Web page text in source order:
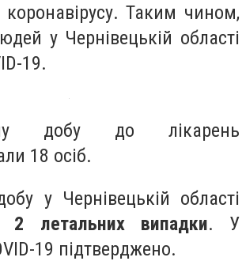
Таким чином,
у Чернівецькій області
19.
добу до лікарень
18 осіб.
у Чернівецькій області
2 летальних випадки. У
19 підтверджено.